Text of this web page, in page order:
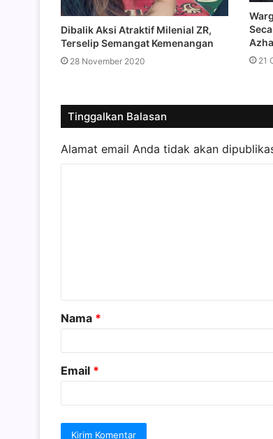
Dibalik Aksi Atraktif Milenial ZR,
Terselip Semangat Kemenangan
28 November 2020 21
Tinggalkan Balasan
Alamat email Anda tidak akan
a
r
Nama *
Email *